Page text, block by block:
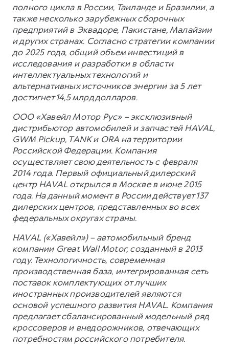
полного цикла в России, Таиланде и Бразилии, а
также несколько зарубежных сборочных
предприятий в Эквадоре, Пакистане, Малайзии
и других странах. Согласно стратегии компании
до 2025 года, общий объем инвестиций в
исследования и разработки в области
интеллектуальных технологий и
альтернативных источников энергии за 5 лет
достигнет 14,5 млрд долларов.
ООО «Хавейл Мотор Рус» – эксклюзивный
дистрибьютор автомобилей и запчастей HAVAL,
GWM Pickup, TANK и ORA на территории
Российской Федерации. Компания
осуществляет свою деятельность с февраля
2014 года. Первый официальный дилерский
центр HAVAL открылся в Москве в июне 2015
года. На данный момент в России действует 137
дилерских центров, представленных во всех
федеральных округах страны.
HAVAL («Хавейл») – автомобильный бренд
компании Great Wall Motor, созданный в 2013
году. Технологичность, современная
производственная база, интегрированная сеть
поставок комплектующих от лучших
иностранных производителей являются
основой успешного развития HAVAL. Компания
предлагает сбалансированный модельный ряд
кроссоверов и внедорожников, отвечающих
потребностям российского потребителя.